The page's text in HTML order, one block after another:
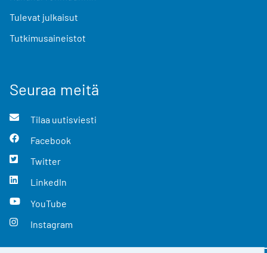
Tulevat julkaisut
Tutkimusaineistot
Seuraa meitä
Tilaa uutisviesti
Facebook
Twitter
LinkedIn
YouTube
Instagram